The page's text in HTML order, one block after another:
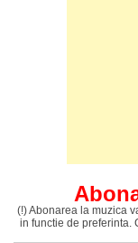
(!) Abonarea la muzica
in functie de preferinta.